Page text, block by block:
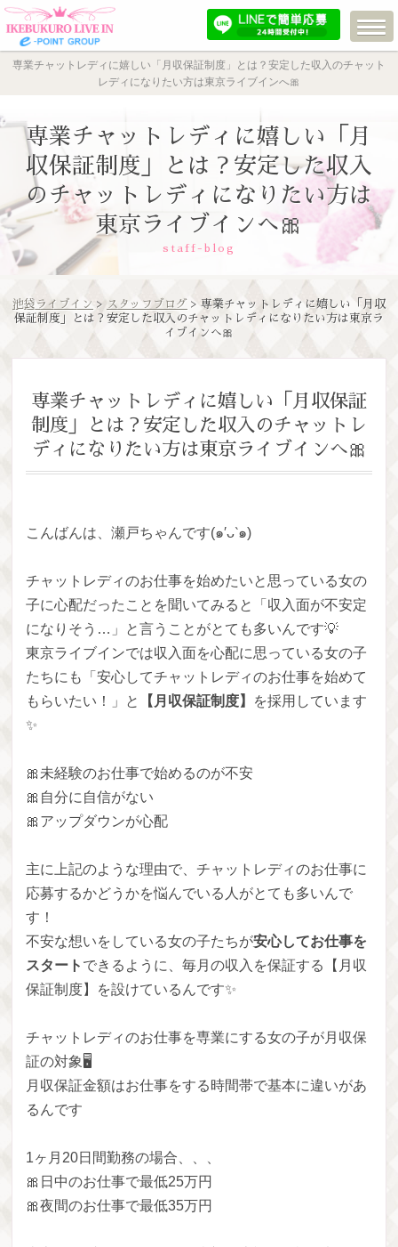
専業チャットレディに嬉しい「月収保証制度」とは？安定した収入のチャット
レディになりたい方は東京ライブインへ🎀
専業チャットレディに嬉しい「月
収保証制度」とは？安定した収入
のチャットレディになりたい方は
東京ライブインへ🎀
staff-blog
池袋ライブイン > スタッフブログ > 専業チャットレディに嬉しい「月収
保証制度」とは？安定した収入のチャットレディになりたい方は東京ラ
イブインへ🎀
専業チャットレディに嬉しい「月収保証
制度」とは？安定した収入のチャットレ
ディになりたい方は東京ライブインへ🎀
こんばんは、瀬戸ちゃんです(๑′ᴗ‵๑)
チャットレディのお仕事を始めたいと思っている女の
子に心配だったことを聞いてみると「収入面が不安定
になりそう…」と言うことがとても多いんです💡
東京ライブインでは収入面を心配に思っている女の子
たちにも「安心してチャットレディのお仕事を始めて
もらいたい！」と
【月収保証制度】 を採用しています
✨
🎀未経験のお仕事で始めるのが不安
🎀自分に自信がない
🎀アップダウンが心配
主に上記のような理由で、チャットレディのお仕事に
応募するかどうかを悩んでいる人がとても多いんで
す！
不安な想いをしている女の子たちが安心してお仕事を
スタート できるように、毎月の収入を保証する【月収
保証制度】を設けているんです✨
チャットレディのお仕事を専業にする女の子が月収保
証の対象🖥
月収保証金額はお仕事をする時間帯で基本に違いがあ
るんです
1ヶ月20日間勤務の場合、、、
🎀日中のお仕事で最低25万円
🎀夜間のお仕事で最低35万円